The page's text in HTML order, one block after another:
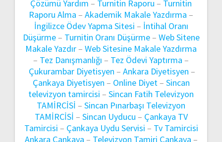
Çözümü Yardım – Turnitin Raporu – Turnitin
Raporu Alma – Akademik Makale Yazdırma –
İngilizce Ödev Yapma Sitesi – İntihal Oranı
Düşürme– Turnitin Oranı Düşürme– Web Sitene
Makale Yazdır– Web Sitesine Makale Yazdırma
– Tez Danışmanlığı – Tez Ödevi Yaptırma –
Çukurambar Diyetisyen – Ankara Diyetisyen –
Çankaya Diyetisyen – Online Diyet– Sincan
televizyon tamircisi – Sincan Fatih Televizyon
TAMİRCİSİ – Sincan Pınarbaşı Televizyon
TAMİRCİSİ – Sincan Uyducu – Çankaya TV
Tamircisi – Çankaya Uydu Servisi – Tv Tamircisi
Ankara Çankaya – Televizyon Tamiri Çankaya –